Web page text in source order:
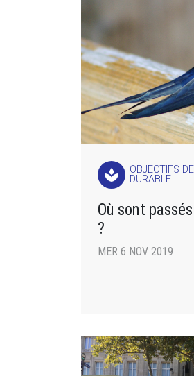
spa
OBJECTIFS
DURABLE
Où sont
?
MER 6 NOV 2019